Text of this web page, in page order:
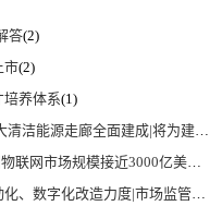
答(2)
市(2)
养体系(1)
体系、保障国家能源安全、实现“双碳”目标提供有力支撑
智慧工厂、智慧城市、智慧电网等将占60%以上
业和信息化部 关于促进企业计量能力提升的指导意见